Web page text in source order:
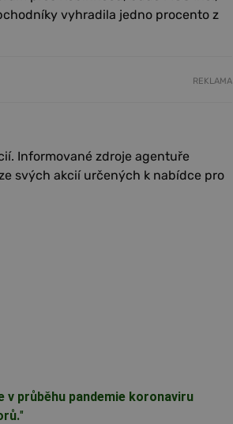
vyhradila jedno procento z
REKLAMA
Informované zdroje agentuře
svých akcií určených k nabídce pro
v průběhu pandemie koronaviru
"